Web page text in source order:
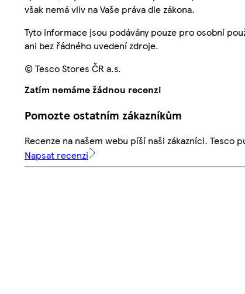
však nemá vliv na Vaše práva dle zákona.
Tyto informace jsou podávány pouze pro osobní
ani bez řádného uvedení zdroje.
© Tesco Stores ČR a.s.
Zatím nemáme žádnou recenzi
Pomozte ostatním zákazníkům
Recenze na našem webu píší naši zákazníci. Tesco
Napsat recenzi